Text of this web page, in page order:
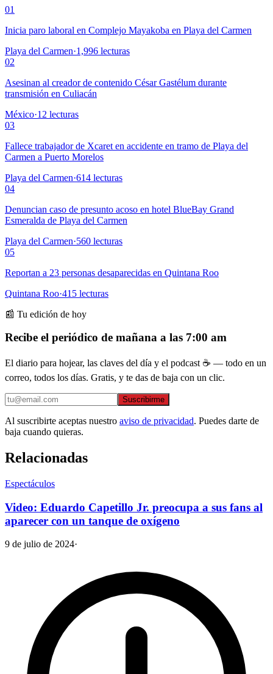
01
Inicia paro laboral en Complejo Mayakoba en Playa del Carmen
Playa del Carmen·1,996 lecturas
02
Asesinan al creador de contenido César Gastélum durante
transmisión en Culiacán
México·12 lecturas
03
Fallece trabajador de Xcaret en accidente en tramo de Playa del
Carmen a Puerto Morelos
Playa del Carmen·614 lecturas
04
Denuncian caso de presunto acoso en hotel BlueBay Grand
Esmeralda de Playa del Carmen
Playa del Carmen·560 lecturas
05
Reportan a 23 personas desaparecidas en Quintana Roo
Quintana Roo·415 lecturas
📰 Tu edición de hoy
Recibe el periódico de mañana a las 7:00 am
El diario para hojear, las claves del día y el podcast ☕ — todo en un
correo, todos los días. Gratis, y te das de baja con un clic.
Suscribirme
Al suscribirte aceptas nuestro aviso de privacidad. Puedes darte de
baja cuando quieras.
Relacionadas
Espectáculos
Video: Eduardo Capetillo Jr. preocupa a sus fans al
aparecer con un tanque de oxígeno
9 de julio de 2024·